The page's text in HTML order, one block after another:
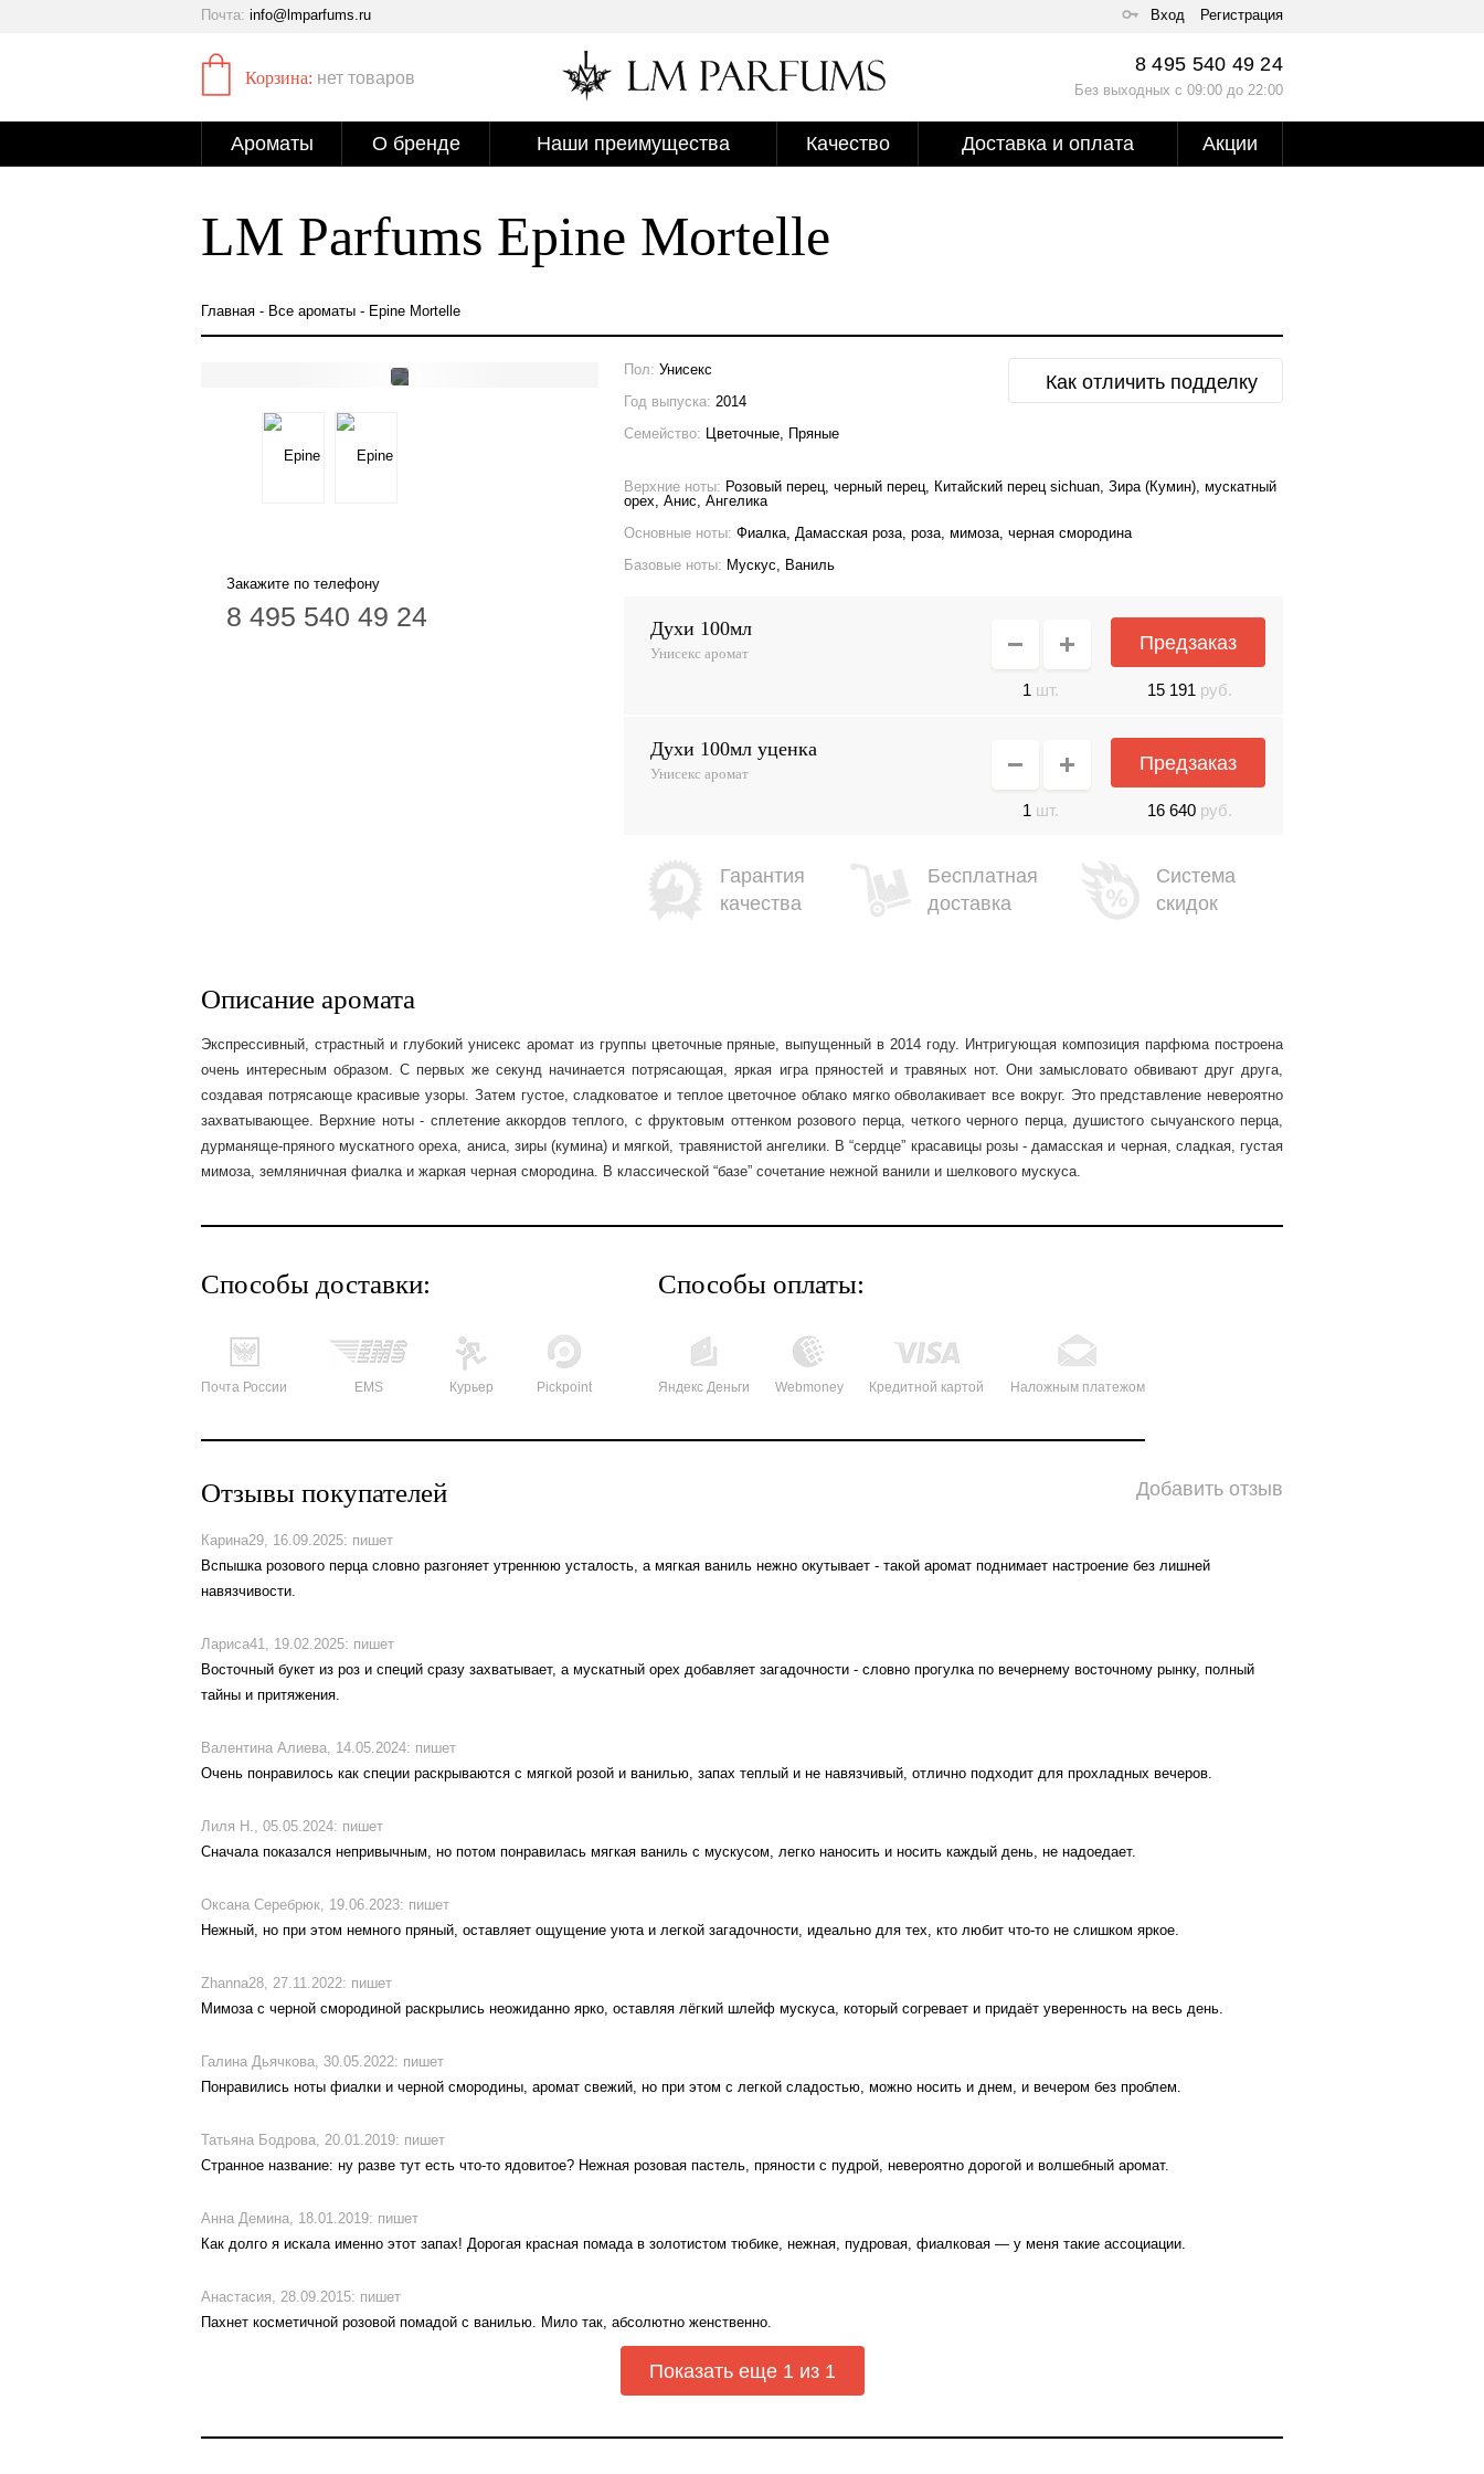
Почта: info@lmparfums.ru Вход Регистрация
Корзина: нет товаров
8 495 540 49 24
Без выходных с 09:00 до 22:00
Ароматы О бренде Наши преимущества Качество Доставка и оплата Акции
LM Parfums Epine Mortelle
Главная - Все ароматы - Epine Mortelle
Закажите по телефону
8 495 540 49 24
Как отличить подделку
Пол: Унисекс
Год выпуска: 2014
Семейство: Цветочные, Пряные
Верхние ноты: Розовый перец, черный перец, Китайский перец sichuan, Зира (Кумин), мускатный
орех, Анис, Ангелика
Основные ноты: Фиалка, Дамасская роза, роза, мимоза, черная смородина
Базовые ноты: Мускус, Ваниль
духи 100мл
Унисекс аромат
1 шт.
Предзаказ
15 191 руб.
духи 100мл уценка
Унисекс аромат
1 шт.
Предзаказ
16 640 руб.
Гарантия
качества
Бесплатная
доставка
Система
скидок
Описание аромата
Экспрессивный, страстный и глубокий унисекс аромат из группы цветочные пряные, выпущенный в 2014 году. Интригующая композиция парфюма построена
очень интересным образом. С первых же секунд начинается потрясающая, яркая игра пряностей и травяных нот. Они замысловато обвивают друг друга,
создавая потрясающе красивые узоры. Затем густое, сладковатое и теплое цветочное облако мягко обволакивает все вокруг. Это представление невероятно
захватывающее. Верхние ноты - сплетение аккордов теплого, с фруктовым оттенком розового перца, четкого черного перца, душистого сычуанского перца,
дурманяще-пряного мускатного ореха, аниса, зиры (кумина) и мягкой, травянистой ангелики. В “сердце” красавицы розы - дамасская и черная, сладкая, густая
мимоза, земляничная фиалка и жаркая черная смородина. В классической “базе” сочетание нежной ванили и шелкового мускуса.
Способы доставки:
Почта России EMS Курьер Pickpoint
Способы оплаты:
Яндекс Деньги Webmoney Кредитной картой Наложным платежом
Отзывы покупателей Добавить отзыв
Карина29, 16.09.2025: пишет
Вспышка розового перца словно разгоняет утреннюю усталость, а мягкая ваниль нежно окутывает - такой аромат поднимает настроение без лишней
навязчивости.
Лариса41, 19.02.2025: пишет
Восточный букет из роз и специй сразу захватывает, а мускатный орех добавляет загадочности - словно прогулка по вечернему восточному рынку, полный
тайны и притяжения.
Валентина Алиева, 14.05.2024: пишет
Очень понравилось как специи раскрываются с мягкой розой и ванилью, запах теплый и не навязчивый, отлично подходит для прохладных вечеров.
Лиля Н., 05.05.2024: пишет
Сначала показался непривычным, но потом понравилась мягкая ваниль с мускусом, легко наносить и носить каждый день, не надоедает.
Оксана Серебрюк, 19.06.2023: пишет
Нежный, но при этом немного пряный, оставляет ощущение уюта и легкой загадочности, идеально для тех, кто любит что-то не слишком яркое.
Zhanna28, 27.11.2022: пишет
Мимоза с черной смородиной раскрылись неожиданно ярко, оставляя лёгкий шлейф мускуса, который согревает и придаёт уверенность на весь день.
Галина Дьячкова, 30.05.2022: пишет
Понравились ноты фиалки и черной смородины, аромат свежий, но при этом с легкой сладостью, можно носить и днем, и вечером без проблем.
Татьяна Бодрова, 20.01.2019: пишет
Странное название: ну разве тут есть что-то ядовитое? Нежная розовая пастель, пряности с пудрой, невероятно дорогой и волшебный аромат.
Анна Демина, 18.01.2019: пишет
Как долго я искала именно этот запах! Дорогая красная помада в золотистом тюбике, нежная, пудровая, фиалковая — у меня такие ассоциации.
Анастасия, 28.09.2015: пишет
Пахнет косметичной розовой помадой с ванилью. Мило так, абсолютно женственно.
Показать еще 1 из 1